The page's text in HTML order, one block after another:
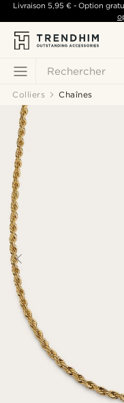
Rechercher
Livraison 5,95 €- Option
Colliers Chaînes